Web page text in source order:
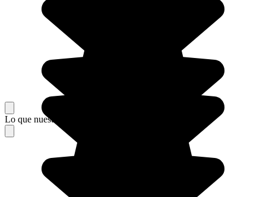
Lo que nuestros viajeros piensan de su estancia